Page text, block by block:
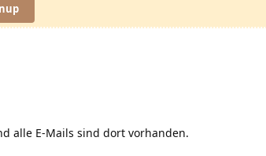
alle E-Mails sind dort vorhanden.